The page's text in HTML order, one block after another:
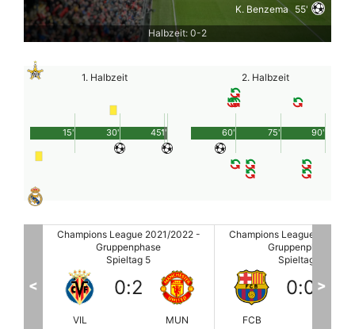
K. Benzema 55'
Halbzeit: 0-2
1. Halbzeit
45'
15' 30' 1'
2. Halbzeit
90'
60' 75'
Champions League 2021/2022 -
Gruppenphase
Spieltag 5
FCB
0:0
BEN
Champions League 2021/
Gruppenphase
Spieltag 5
YOU
3:3
< >